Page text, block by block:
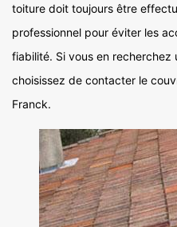
toiture doit toujours être
professionnel pour éviter les
fiabilité. Si vous en recherchez
choisissez de contacter le
Franck.